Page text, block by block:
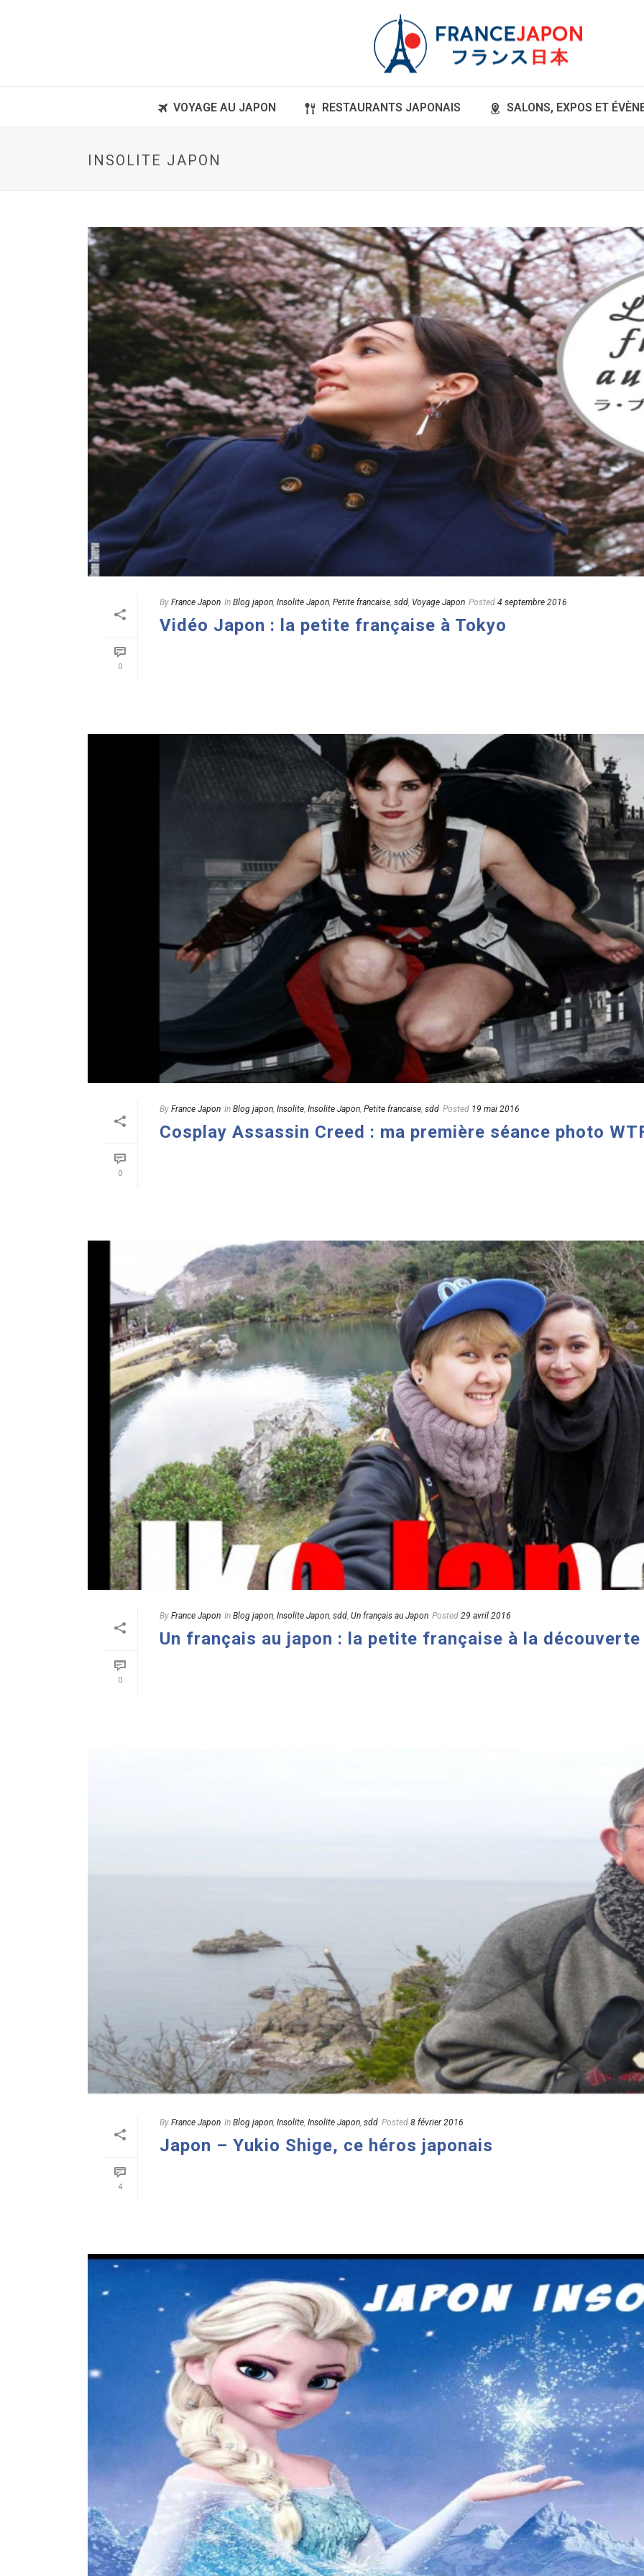
VOYAGE AU JAPON RESTAURANTS JAPONAIS SALONS, EXPOS ET
INSOLITE JAPON
0
By France Japon In Blog japon, Insolite Japon, Petite francaise, sdd, Voyage Japon Posted 4 septembre 2016
Vidéo Japon : la petite française à Tokyo
0
By France Japon In Blog japon, Insolite, Insolite Japon, Petite francaise, sdd Posted 19 mai 2016
Cosplay Assassin Creed : ma première séance photo
0
By France Japon In Blog japon, Insolite Japon, sdd, Un français au Japon Posted 29 avril 2016
Un français au japon : la petite française à la découverte
4
By France Japon In Blog japon, Insolite, Insolite Japon, sdd Posted 8 février 2016
Japon – Yukio Shige, ce héros japonais